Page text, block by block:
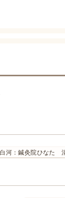
河：鍼灸院ひなた